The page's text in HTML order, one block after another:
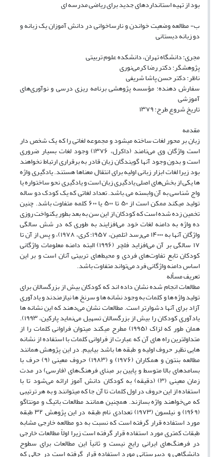
بود از تهیه استاندارد‌های جدید برای ریاضی مدرسه ای
ب- مطالعه وضعیت خواندن و نارساخوانی در دانش آموزان یک زبانه و
دو زبانه دبستانی
مجری: دانشگاه تهران، دانشکده علوم تربیتی
پژوهشگر: دکتر رضا کرمی‌نوری
ناظر: دکتر حسن پاشا شریفی
سفارش دهنده: مؤسسه پژوهشی برنامه ریزی درسی و نوآوری‌های
آموزشی
تاریخ شروع طرح: ۱۳۷۹
مقدمه
زبان بر محور لغات ساخته میشود و مجموعه لغاتی را که یک شخص دار
است واژگان وی می‌نامند (داکرل، ۱۳۷۶) وجود لغات بسیار ضروری
است و بدون وجود آنها گویندگان زبان قادر به برقراری ارتباط نخواهند
بود زیرا لغات ابزار زبانی اولیه برای انتقال معناها هستند. یادگیری واژه
ها یکی از بخش‌های اصلی یادگیری زبان است و یادگیری نحو ساختواره یا
واج شناسی به آن وابسته می.باشد. تعداد لغاتی که یک کودک دو ساله
تولید میکند ممکن است از ۵۰ تا ۵۰۰ یا ۶۰۰ کلمه متفاوت باشد. چنین
تخمین زده شده است که کودکان از این سن به بعد بطور یکنواخت روزی
ده واژه به دامنه لغات خود می‌افزایند به طوری که در شش سالگی
واژگان آنها به ۱۴۰۰۰ می‌رسد (تلمین، ۱۹۵۷؛ کری، ۱۹۷۸)، و پس از آن تا
۱۷ سالگی بر آن می‌افزاید فلچر (۱۹۹۶) البته دامنه معلومات واژگانی
کودکان تابع تفاوت‌های فردی و محیط‌های تربیتی آنان است و بر این
اساس دامنه واژگانی فرد می‌تواند متفاوت باشد.
تعریف مسأله
مطالعات انجام شده نشان داده اند که کودکان بیش از بزرگسالان برای
تولید واژه ها و کلمات به وجود نشانه ها و سرنخ ها نیازمندند و یادآوری
آزاد برای آنها دشوارتر است. مطالعات نشان می‌دهند که این نشانه ها
یادآوری کودکان را بیش از بزرگسالان تسهیل می‌نماید پارکین، ۱۹۹۳).
همان طور که لزاک (۱۹۹۵) مطرح میکند میتوان فراوانی کلمات را از
متداولترین راه ‌های آن که عبارت از فراوانی کلمات با استفاده از نشانه
‌هایی نظیر حروف اولیه و طبقه ها باشد بیابیم. در این پژوهش همانند
مطالعه بنتون و همکاران (۱۹۷۶) و (۱۹۸۳) حروف معینی (۹) حرف با
بسامد‌های بالا متوسط و پایین بر مبنای فرهنگ‌های (فارسی) در مدت
زمان معینی (۳) (دقیقه) به کودکان دانش آموز ارائه می‌شود تا با
استفاده از این حروف در اول کلمات تا آن جا که میتوانند و به هر ترتیبی
که می‌خواهند واژه بسازند. همچنین همانند مطالعات باتیگ و مونتاگو
(۱۹۶۹) و نیلسون (۱۹۷۳) تعدادی نام طبقه در این پژوهش ۳۲ طبقه
مورد استفاده قرار گرفته است که نسبت به دو مطالعه خارجی مشابه
طبقات کمتری مورد استفاده قرار گرفته است زیرا اولاً مطالعات خارجی
در فرهنگ‌های ایرانی رایج نیست و ثانیاً این مطالعات برای سطوح
دانشگاهی و دبیرستانی مورد استفاده قرار گرفته است در حالی که